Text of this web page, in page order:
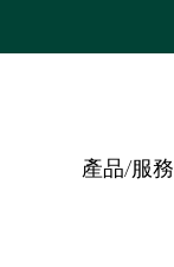
產品/服務